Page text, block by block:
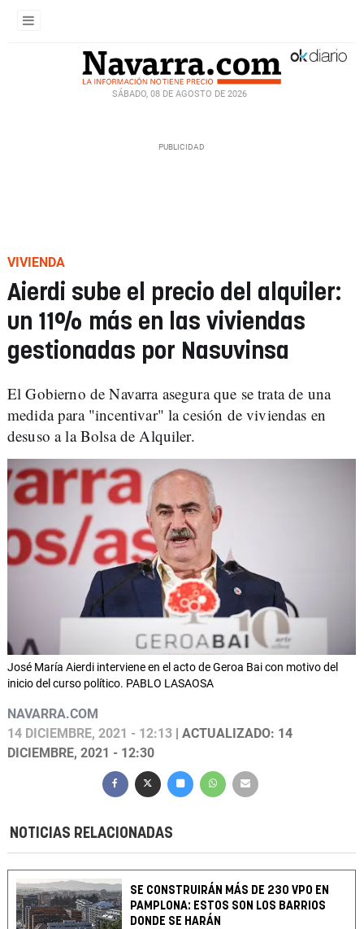
SÁBADO, 08 DE AGOSTO DE 2026
VIVIENDA
Aierdi sube el precio del alquiler:
un 11% más en las viviendas
gestionadas por Nasuvinsa
El Gobierno de Navarra asegura que se trata de una
medida para "incentivar" la cesión de viviendas en
desuso a la Bolsa de Alquiler.
José María Aierdi interviene en el acto de Geroa Bai con motivo del
inicio del curso político. PABLO LASAOSA
NAVARRA.COM
14 DICIEMBRE, 2021 - 12:13 | ACTUALIZADO: 14
DICIEMBRE, 2021 - 12:30
NOTICIAS RELACIONADAS
SE CONSTRUIRÁN MÁS DE 230 VPO EN
PAMPLONA: ESTOS SON LOS BARRIOS
DONDE SE HARÁN